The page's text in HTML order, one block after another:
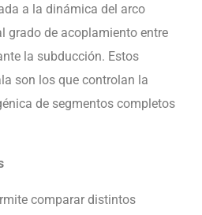
a la dinámica del arco
grado de acoplamiento entre
la subducción. Estos
son los que controlan la
de segmentos completos
comparar distintos